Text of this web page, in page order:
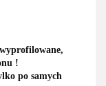
!
po samych